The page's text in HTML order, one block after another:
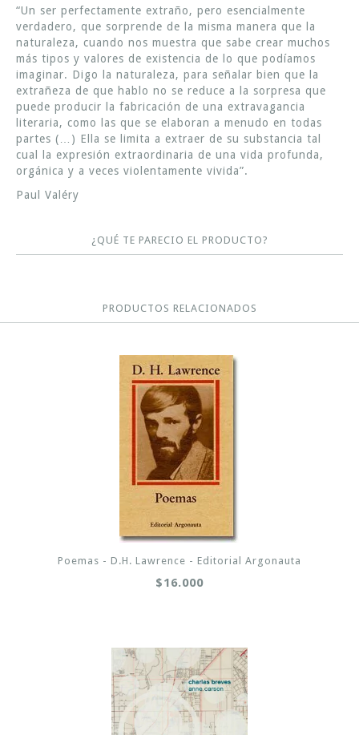
“Un ser perfectamente extraño, pero esencialmente
verdadero, que sorprende de la misma manera que la
naturaleza, cuando nos muestra que sabe crear muchos
más tipos y valores de existencia de lo que podíamos
imaginar. Digo la naturaleza, para señalar bien que la
extrañeza de que hablo no se reduce a la sorpresa que
puede producir la fabricación de una extravagancia
literaria, como las que se elaboran a menudo en todas
partes (…) Ella se limita a extraer de su substancia tal
cual la expresión extraordinaria de una vida profunda,
orgánica y a veces violentamente vivida”.
Paul Valéry
¿QUÉ TE PARECIO EL PRODUCTO?
PRODUCTOS RELACIONADOS
Poemas - D.H. Lawrence - Editorial Argonauta
$16.000